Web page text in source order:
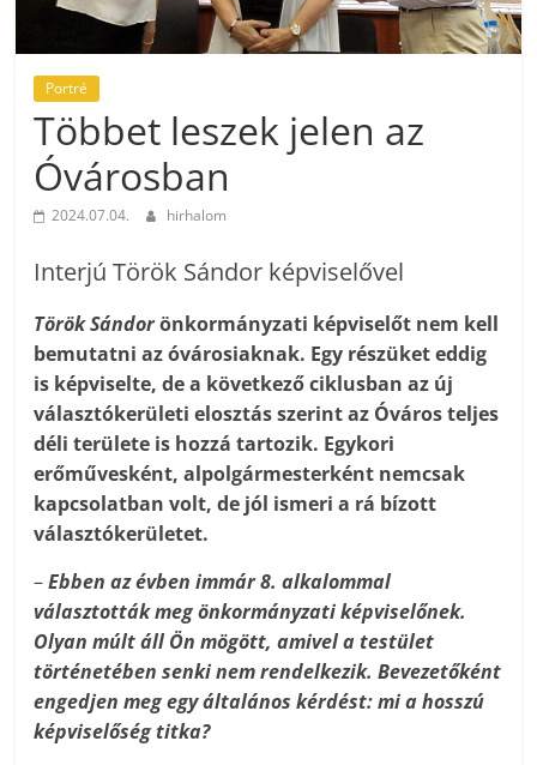
Portré
Többet leszek jelen az
Óvárosban
2024.07.04. hirhalom
Interjú Török Sándor képviselővel
Török Sándorönkormányzati képviselőt nem kell
bemutatni az óvárosiaknak. Egy részüket eddig
is képviselte, de a következő ciklusban az új
választókerületi elosztás szerint az Óváros teljes
déli területe is hozzá tartozik. Egykori
erőművesként, alpolgármesterként nemcsak
kapcsolatban volt, de jól ismeri a rá bízott
választókerületet.
–Ebben az évben immár 8. alkalommal
választották meg önkormányzati képviselőnek.
Olyan múlt áll Ön mögött, amivel a testület
történetében senki nem rendelkezik. Bevezetőként
engedjen meg egy általános kérdést: mi a hosszú
képviselőség titka?